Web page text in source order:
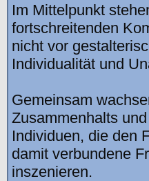
Im Mittelpunkt
fortschreitenden
nicht vor
Individualität und
Gemeinsam
Zusammenhalts
Individuen, die den
damit verbundene
inszenieren.